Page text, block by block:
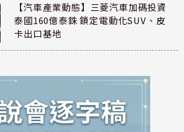
【汽車產業動態】三菱汽車加碼投資
泰國160億泰銖 鎖定電動化SUV、皮
卡出口基地